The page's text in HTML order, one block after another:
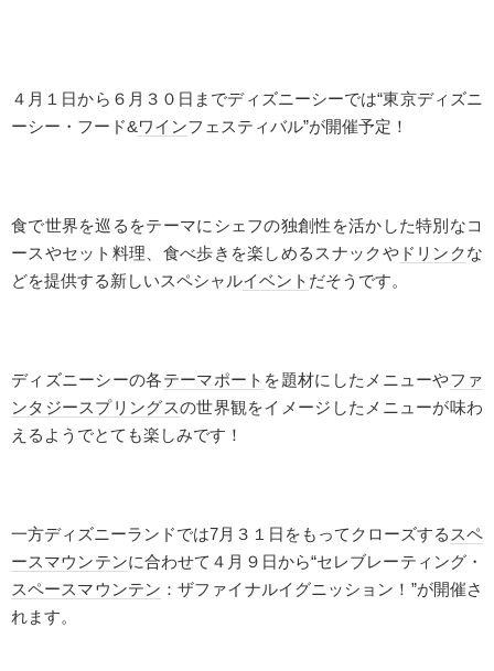
４月１日から６月３０日までディズニーシーでは“東京ディズニ
ーシー・フード&ワインフェスティバル”が開催予定！
食で世界を巡るをテーマにシェフの独創性を活かした特別なコ
ースやセット料理、食べ歩きを楽しめるスナックやドリンクな
どを提供する新しいスペシャルイベント だそうです。
ディズニーシーの各テーマポート を題材にしたメニューやファ
ンタジースプリングスの世界観をイメージしたメニューが味わ
えるようでとても楽しみです！
一方ディズニーランドでは7月３１日をもってクローズする スペ
ースマウンテンに合わせて４月９日から“セレブレーティング・
スペースマウンテン ：ザファイナルイグニッション！”が開催さ
れます。